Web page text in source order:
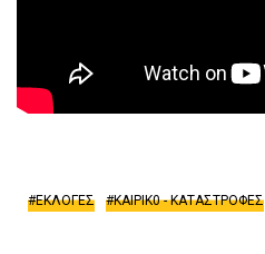
ΕΚΛΟΓΕΣ ΚΑΙΡΙΚ0 - ΚΑΤΑΣΤΡΟΦΕΣ